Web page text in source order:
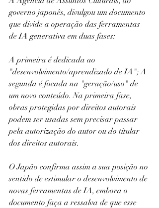
governo japonês, divulgou um documento
que divide a operação das ferramentas
de IA generativa em duas fases:
A primeira é dedicada ao
"desenvolvimento/aprendizado de IA"; A
segunda é focada na "geração/uso" de
um novo conteúdo. Na primeira fase,
obras protegidas por direitos autorais
podem ser usadas sem precisar passar
pela autorização do autor ou do titular
dos direitos autorais.
O Japão confirma assim a sua posição no
sentido de estimular o desenvolvimento de
novas ferramentas de IA, embora o
documento faça a ressalva de que esse